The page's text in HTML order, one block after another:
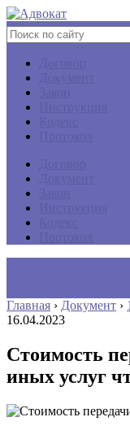
Главная › Документ ›
16.04.2023
Стоимость
иных услуг